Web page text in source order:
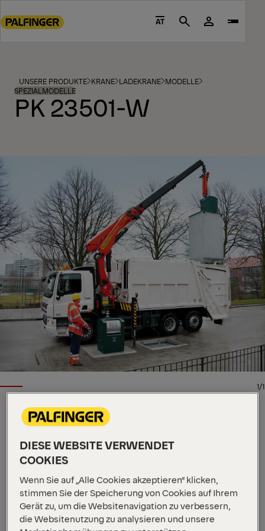
to
footer
content
AT Search
UNSERE PRODUKTE KRANE LADEKRANE MODELLE
SPEZIALMODELLE
PK 23501-W
1/1
LADEKRAN
Wichtige Spezifikationen
Max. Hubmoment
Max. Hubkraft 4 000 kg
Max. hydraulische Reichweite 10,2 m
Alle Spezifikationen anzeigen
Die W-Serie bringt einen brandneuen Kran für die
Beladung auf LKW, der sich ideal für die Abfall- und
DIESE WEBSITE VERWENDET
COOKIES
Wenn Sie auf „Alle Cookies akzeptieren“ klicken,
stimmen Sie der Speicherung von Cookies auf Ihrem
Gerät zu, um die Websitenavigation zu verbessern,
die Websitenutzung zu analysieren und unsere